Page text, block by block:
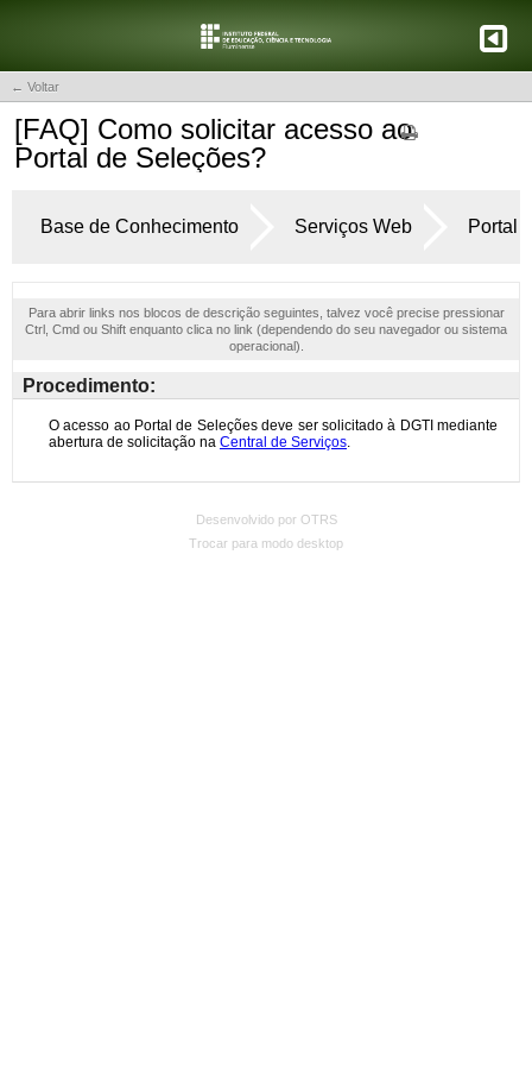
← Voltar
[FAQ] Como solicitar acesso ao
Portal de Seleções?
Base de Conhecimento Serviços Web Portal
Para abrir links nos blocos de descrição seguintes, talvez você precise pressionar
Ctrl, Cmd ou Shift enquanto clica no link (dependendo do seu navegador ou sistema
operacional).
Procedimento:
Desenvolvido por OTRS
Trocar para modo desktop